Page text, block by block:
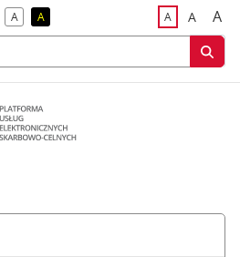
Akontrast domyślny
Akontrast żółty tekst na czarnym tle
Adomyślna
A A